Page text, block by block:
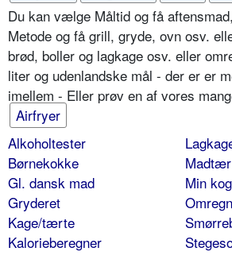
Du kan vælge Måltid og få
Metode og få grill, gryde, ovn osv.
brød, boller og lagkage osv. eller
liter og udenlandske mål - der er er
imellem - Eller prøv en af vores
Airfryer
Alkoholtester
Børnekokke
Gl. dansk mad
Gryderet
Kage/tærte
Kalorieberegner
Min